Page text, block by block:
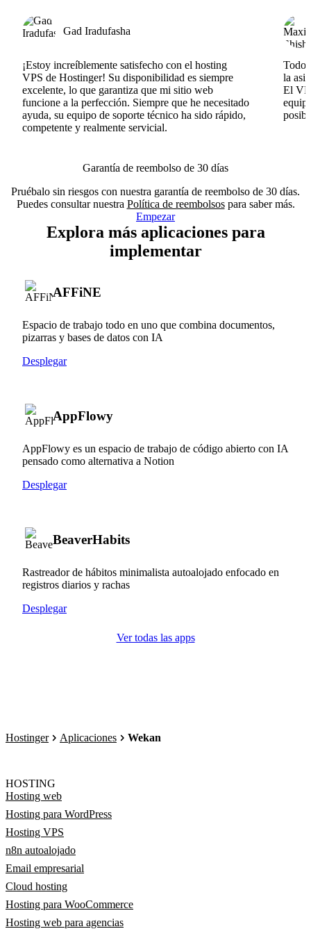
Gad Iradufasha
¡Estoy increíblemente satisfecho con el hosting
VPS de Hostinger! Su disponibilidad es siempre
excelente, lo que garantiza que mi sitio web
funcione a la perfección. Siempre que he necesitado
ayuda, su equipo de soporte técnico ha sido rápido,
competente y realmente servicial.
Todo
la
El
Garantía de reembolso de 30 días
Pruébalo sin riesgos con nuestra garantía de reembolso de 30 días.
Puedes consultar nuestra Política de reembolsospara saber más.
Empezar
Explora más aplicaciones para
implementar
AFFiNE
Espacio de trabajo todo en uno que combina documentos,
pizarras y bases de datos con IA
Desplegar
AppFlowy
AppFlowy es un espacio de trabajo de código abierto con IA
pensado como alternativa a Notion
Desplegar
BeaverHabits
Rastreador de hábitos minimalista autoalojado enfocado en
registros diarios y rachas
Desplegar
Ver todas las apps
Hostinger Aplicaciones Wekan
HOSTING
Hosting web
Hosting para WordPress
Hosting VPS
n8n autoalojado
Email empresarial
Cloud hosting
Hosting para WooCommerce
Hosting web para agencias